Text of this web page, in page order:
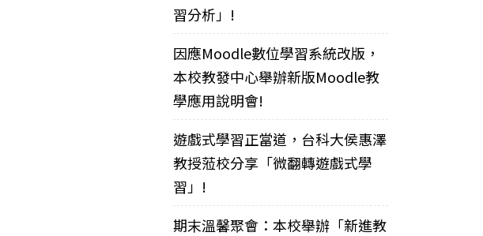
習分析」!
因應Moodle數位學習系統改版，
本校教發中心舉辦新版Moodle教
學應用說明會!
遊戲式學習正當道，台科大侯惠澤
教授蒞校分享「微翻轉遊戲式學
習」!
期末溫馨聚會：本校舉辦「新進教